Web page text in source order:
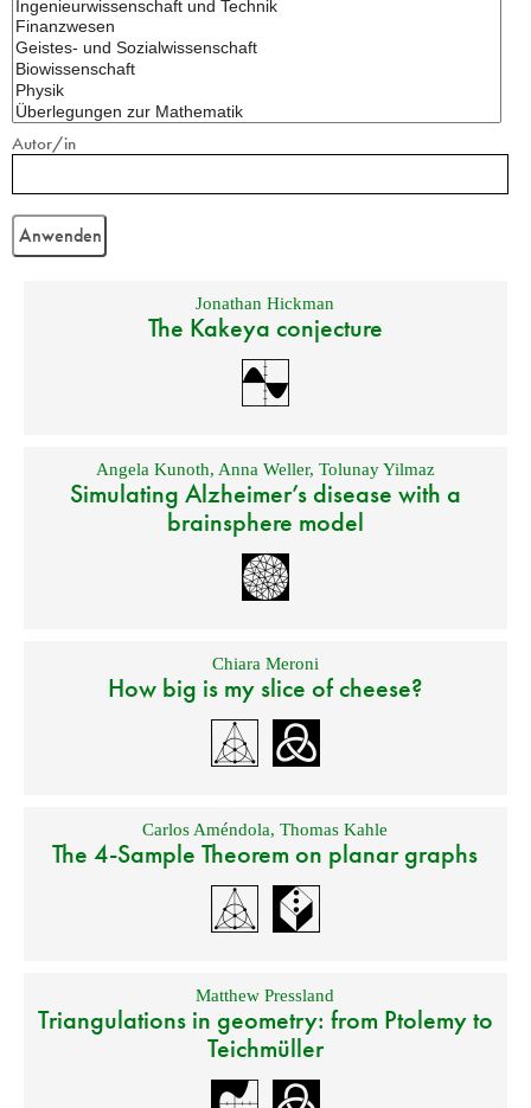
Autor/in
Jonathan Hickman
The Kakeya conjecture
Angela Kunoth, Anna Weller, Tolunay Yilmaz
Simulating Alzheimer’s disease with a
brainsphere model
Chiara Meroni
How big is my slice of cheese?
Carlos Améndola,Thomas Kahle
The 4-Sample Theorem on planar graphs
Matthew Pressland
Triangulations in geometry: from Ptolemy to
Teichmüller